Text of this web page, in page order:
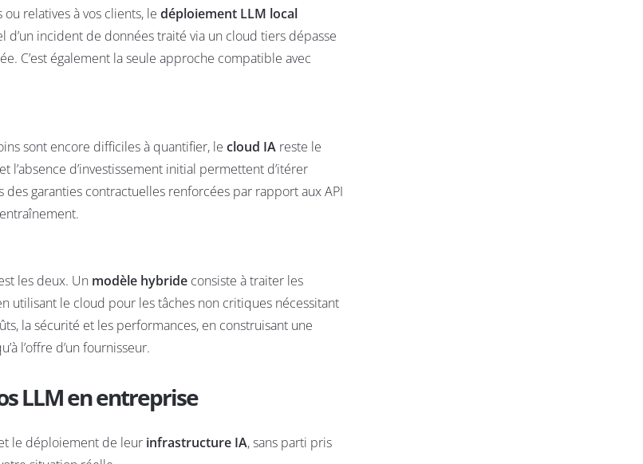
relatives à vos clients, le déploiement LLM local
incident de données traité via un cloud tiers dépasse
C’est également la seule approche compatible avec
sont encore difficiles à quantifier, le cloud IA reste le
d’investissement initial permettent d’itérer
des garanties contractuelles renforcées par rapport aux API
les deux. Un modèle hybride consiste à traiter les
utilisant le cloud pour les tâches non critiques nécessitant
la sécurité et les performances, en construisant une
l’offre d’un fournisseur.
LLM en entreprise
le déploiement de leur infrastructure IA, sans parti pris